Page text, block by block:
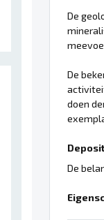
De
De
doen
De